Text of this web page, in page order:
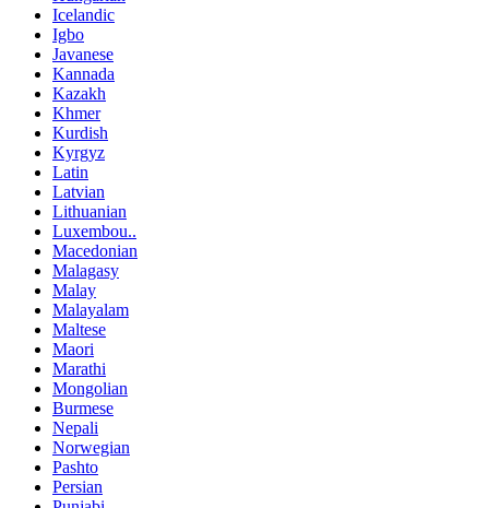
Icelandic
Igbo
Javanese
Kannada
Kazakh
Khmer
Kurdish
Kyrgyz
Latin
Latvian
Lithuanian
Luxembou..
Macedonian
Malagasy
Malay
Malayalam
Maltese
Maori
Marathi
Mongolian
Burmese
Nepali
Norwegian
Pashto
Persian